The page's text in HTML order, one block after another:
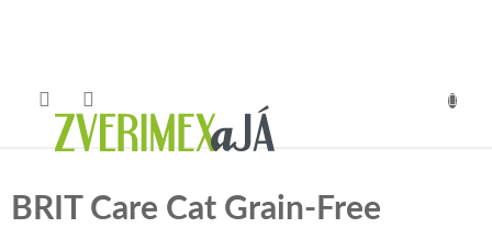
BRIT Care Cat Grain-Free